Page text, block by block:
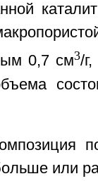
0,7 см3/
или